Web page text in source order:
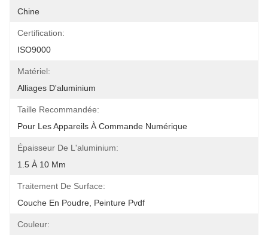
Chine
Certification:
ISO9000
Matériel:
Alliages D'aluminium
Taille Recommandée:
Pour Les Appareils À Commande Numérique
Épaisseur De L'aluminium:
1.5 À 10 Mm
Traitement De Surface:
Couche En Poudre, Peinture Pvdf
Couleur: